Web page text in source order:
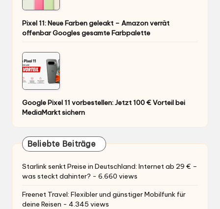
Pixel 11: Neue Farben geleakt – Amazon verrät
offenbar Googles gesamte Farbpalette
Google Pixel 11 vorbestellen: Jetzt 100 € Vorteil bei
MediaMarkt sichern
Beliebte Beiträge
Starlink senkt Preise in Deutschland: Internet ab 29 € –
was steckt dahinter? - 6.660 views
Freenet Travel: Flexibler und günstiger Mobilfunk für
deine Reisen - 4.345 views